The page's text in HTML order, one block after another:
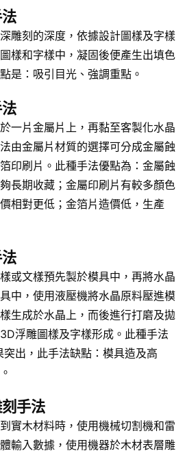
雕刻的深度，依據設計圖樣及字樣
樣和字樣中，凝固後便產生出填色
是：吸引目光、強調重點。
一片金屬片上，再黏至客製化水晶
由金屬片材質的選擇可分成金屬蝕
印刷片。此種手法優點為：金屬蝕
長期收藏；金屬印刷片有較多顏色
相對更低；金箔片造價低，生產
或文樣預先製於模具中，再將水晶
中，使用液壓機將水晶原料壓進模
生成於水晶上，而後進行打磨及拋
浮雕圖樣及字樣形成。此種手法
出，此手法缺點：模具造及高
手法
實木材料時，使用機械切割機和雷
輸入數據，使用機器於木材表層雕